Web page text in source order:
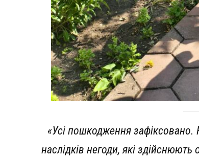
«Усі пошкодження зафіксовано.
наслідків негоди, які